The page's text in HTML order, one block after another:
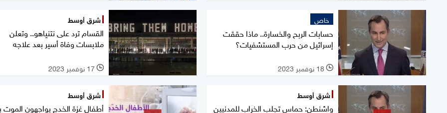
خاص
حسابات الربح والخسارة.. ماذا حققت
إسرائيل من حرب المستشفيات؟
l 18 نوفمبر 2023
شرق أوسط
القسام ترد على نتنياهو.. وتعلن
ملابسات وفاة أسير بعد علاجه
l 17 نوفمبر 2023
شرق أوسط
واشنطن: حماس تجلب الخراب للمدنيين
شرق أوسط
أطفال غزة الخدج يواجهون